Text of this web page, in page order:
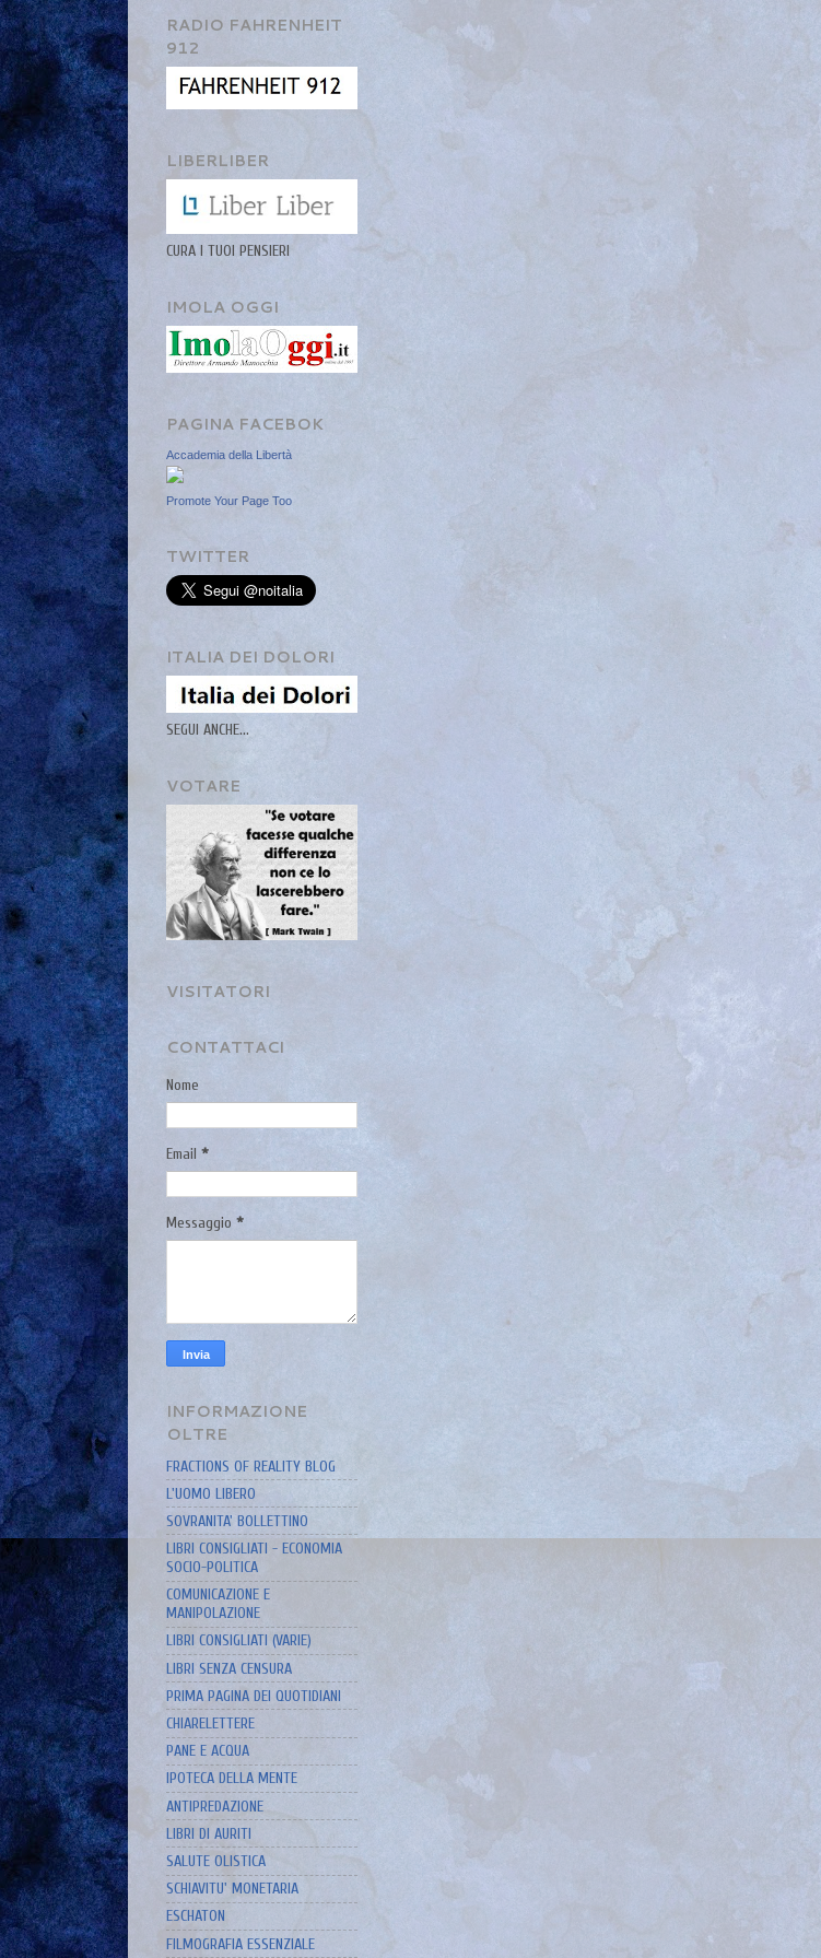
RADIO FAHRENHEIT
912
LIBERLIBER
CURA I TUOI PENSIERI
IMOLA OGGI
PAGINA FACEBOK
Accademia della Libertà
Promote Your Page Too
TWITTER
ITALIA DEI DOLORI
SEGUI ANCHE...
VOTARE
VISITATORI
CONTATTACI
Nome
Email *
Messaggio *
INFORMAZIONE
OLTRE
FRACTIONS OF REALITY BLOG
L'UOMO LIBERO
SOVRANITA' BOLLETTINO
LIBRI CONSIGLIATI - ECONOMIA
SOCIO-POLITICA
COMUNICAZIONE E
MANIPOLAZIONE
LIBRI CONSIGLIATI (VARIE)
LIBRI SENZA CENSURA
PRIMA PAGINA DEI QUOTIDIANI
CHIARELETTERE
PANE E ACQUA
IPOTECA DELLA MENTE
ANTIPREDAZIONE
LIBRI DI AURITI
SALUTE OLISTICA
SCHIAVITU' MONETARIA
ESCHATON
FILMOGRAFIA ESSENZIALE